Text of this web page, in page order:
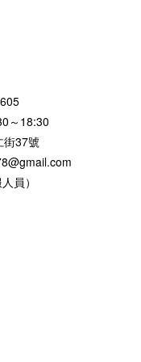
～18:30
街37號
員）